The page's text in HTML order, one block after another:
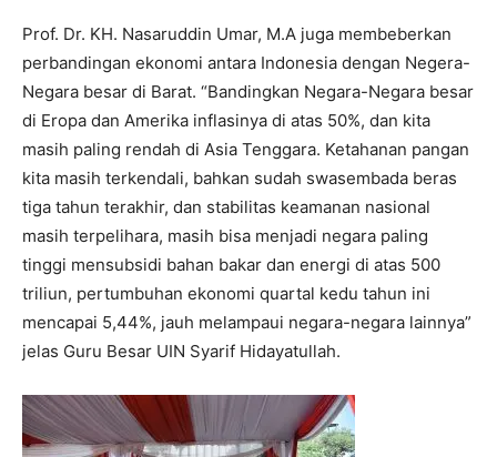
Prof. Dr. KH. Nasaruddin Umar, M.A juga membeberkan
perbandingan ekonomi antara Indonesia dengan Negera-
Negara besar di Barat. “Bandingkan Negara-Negara besar
di Eropa dan Amerika inflasinya di atas 50%, dan kita
masih paling rendah di Asia Tenggara. Ketahanan pangan
kita masih terkendali, bahkan sudah swasembada beras
tiga tahun terakhir, dan stabilitas keamanan nasional
masih terpelihara, masih bisa menjadi negara paling
tinggi mensubsidi bahan bakar dan energi di atas 500
triliun, pertumbuhan ekonomi quartal kedu tahun ini
mencapai 5,44%, jauh melampaui negara-negara lainnya”
jelas Guru Besar UIN Syarif Hidayatullah.